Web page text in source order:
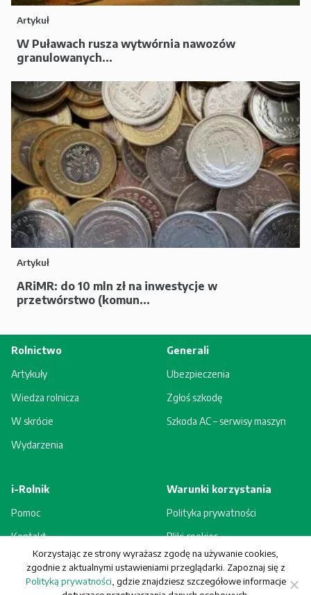
Artykuł
W Puławach rusza wytwórnia nawozów
granulowanych...
Artykuł
ARiMR: do 10 mln zł na inwestycje w
przetwórstwo (komun...
Rolnictwo
Artykuły
Wiedza rolnicza
W skrócie
Wydarzenia
Generali
Ubezpieczenia
Zgłoś szkodę
Szkoda AC – serwisy maszyn
i-Rolnik
Pomoc
Kontakt
Rejestracja - korzyści
Warunki korzystania
Polityka prywatności
Pliki cookies
Regulamin
Korzystając ze strony wyrażasz zgodę na używanie cookies,
zgodnie z aktualnymi ustawieniami przeglądarki. Zapoznaj się z
Polityką prywatności , gdzie znajdziesz szczegółowe informacje